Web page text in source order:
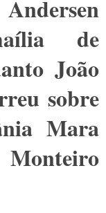
de
João
sobre
Mara